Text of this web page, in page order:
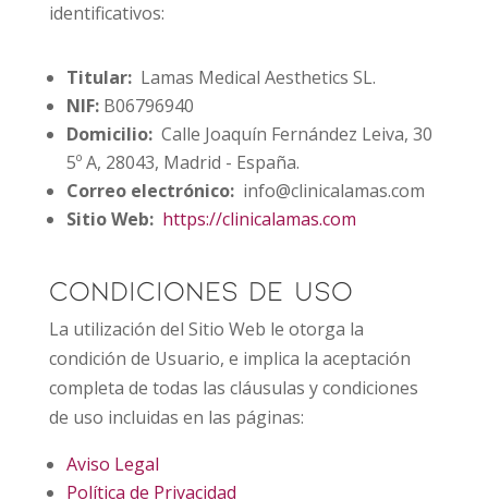
identificativos:
Titular:Lamas Medical Aesthetics SL.
NIF:B06796940
Domicilio:Calle Joaquín Fernández Leiva, 30
5º A, 28043, Madrid - España.
Correo electrónico:info@clinicalamas.com
Sitio Web: https://clinicalamas.com
Condiciones de Uso
La utilización del Sitio Web le otorga la
condición de Usuario, e implica la aceptación
completa de todas las cláusulas y condiciones
de uso incluidas en las páginas:
Aviso Legal
Política de Privacidad